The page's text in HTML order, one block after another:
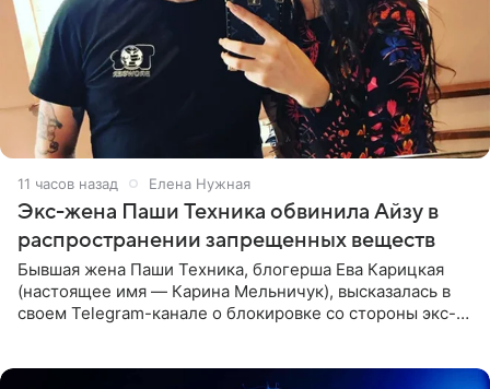
11 часов назад Елена Нужная
Экс-жена Паши Техника обвинила Айзу в
распространении запрещенных веществ
Бывшая жена Паши Техника, блогерша Ева Карицкая
(настоящее имя — Карина Мельничук), высказалась в
своем Telegram-канале о блокировке со стороны экс-